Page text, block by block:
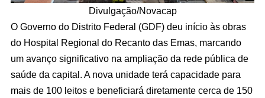
Divulgação/Novacap
O Governo do Distrito Federal (GDF) deu início às obras
do Hospital Regional do Recanto das Emas, marcando
um avanço significativo na ampliação da rede pública de
saúde da capital. A nova unidade terá capacidade para
mais de 100 leitos e beneficiará diretamente cerca de 150